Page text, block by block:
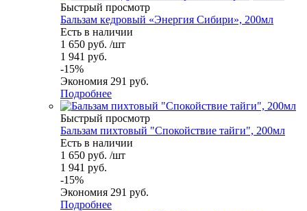
Быстрый просмотр
Бальзам кедровый «Энергия Сибири», 200мл
Есть в наличии
1 650 руб. /шт
1 941 руб.
-15%
Экономия 291 руб.
Подробнее
Быстрый просмотр
Бальзам пихтовый "Спокойствие тайги", 200мл
Есть в наличии
1 650 руб. /шт
1 941 руб.
-15%
Экономия 291 руб.
Подробнее